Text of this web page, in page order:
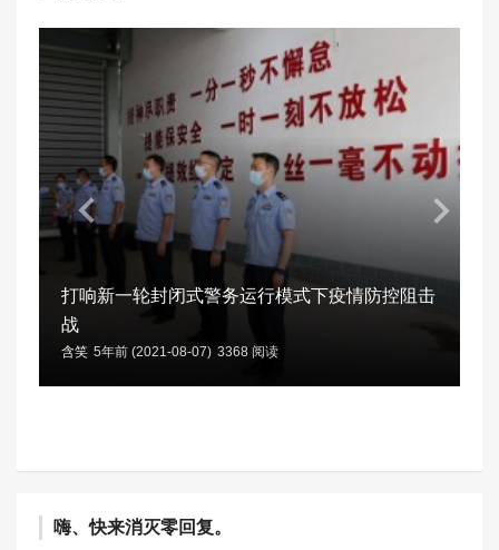
打响新一轮封闭式警务运行模式下疫情防控阻击
战
含笑 5年前 (2021-08-07) 3368 阅读
嗨、快来消灭零回复。